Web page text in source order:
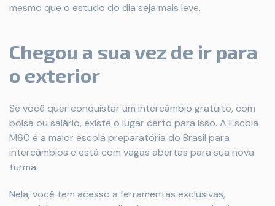
mesmo que o estudo do dia seja mais leve.
Chegou a sua vez de ir para
o exterior
Se você quer conquistar um intercâmbio gratuito, com
bolsa ou salário, existe o lugar certo para isso. A Escola
M60 é a maior escola preparatória do Brasil para
intercâmbios e está com vagas abertas para sua nova
turma.
Nela, você tem acesso a ferramentas exclusivas,